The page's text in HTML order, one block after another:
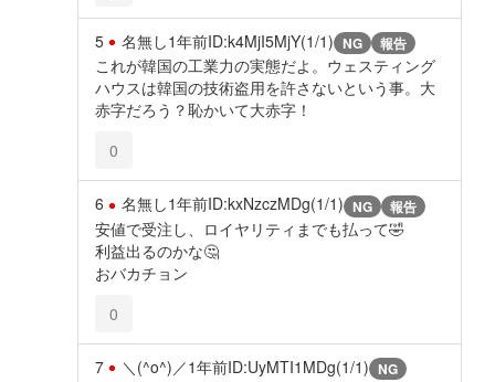
5 名無し1年前ID:k4MjI5MjY(1/1) NG 報告
これが韓国の工業力の実態だよ。ウェスティング
ハウスは韓国の技術盗用を許さないという事。大
赤字だろう？恥かいて大赤字！
0
6 名無し1年前ID:kxNzczMDg(1/1) NG 報告
安値で受注し、ロイヤリティまでも払って🤣
利益出るのかな🤔
おバカチョン
0
7 ＼(^o^)／1年前ID:UyMTI1MDg(1/1) NG